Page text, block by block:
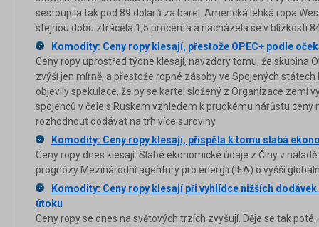
sestoupila tak pod 89 dolarů za barel. Americká lehká ropa
stejnou dobu ztrácela 1,5 procenta a nacházela se v blízkosti
Komodity: Ceny ropy klesají, přestože OPEC+ podle
Ceny ropy uprostřed týdne klesají, navzdory tomu, že skupina
zvýší jen mírně, a přestože ropné zásoby ve Spojených státech
objevily spekulace, že by se kartel složený z Organizace zemí
spojenců v čele s Ruskem vzhledem k prudkému nárůstu ceny
rozhodnout dodávat na trh více suroviny.
Komodity: Ceny ropy klesají, přispěla k tomu slabá
Ceny ropy dnes klesají. Slabé ekonomické údaje z Číny v
prognózy Mezinárodní agentury pro energii (IEA) o vyšší
Komodity: Ceny ropy klesají při vyhlídce nižších
útoku
Ceny ropy se dnes na světových trzích zvyšují. Děje se tak